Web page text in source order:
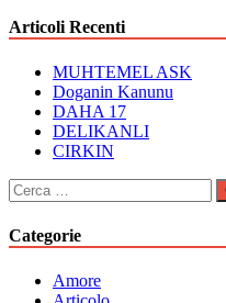
Articoli Recenti
MUHTEMEL ASK
Doganin Kanunu
DAHA 17
DELIKANLI
CIRKIN
Ricerca
per:
Categorie
Amore